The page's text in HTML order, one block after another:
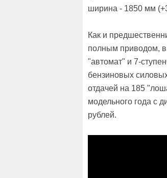
ширина - 1850 мм
Как и
полным приводом, в
"автомат" и 7-
бензиновых
отдачей на 185
модельного года с
рублей.